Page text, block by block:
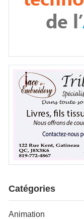
Catégories
Animation